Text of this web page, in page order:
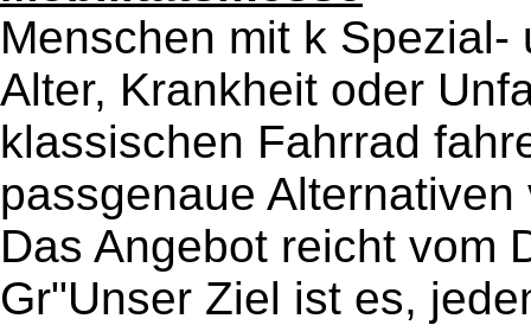
Menschen mit k
Alter, Krankheit oder
klassischen Fahrrad
passgenaue
Das Angebot reicht vom
Gr"Unser Ziel ist es,